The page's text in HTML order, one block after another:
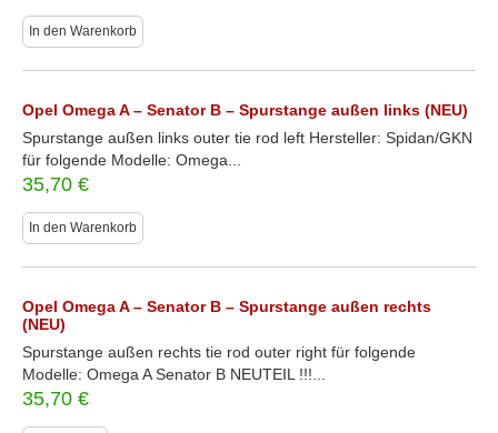
In den Warenkorb
Opel Omega A – Senator B – Spurstange außen links (NEU)
Spurstange außen links outer tie rod left Hersteller: Spidan/GKN
für folgende Modelle: Omega...
35,70 €
In den Warenkorb
Opel Omega A – Senator B – Spurstange außen rechts
(NEU)
Spurstange außen rechts tie rod outer right für folgende
Modelle: Omega A Senator B NEUTEIL !!!...
35,70 €